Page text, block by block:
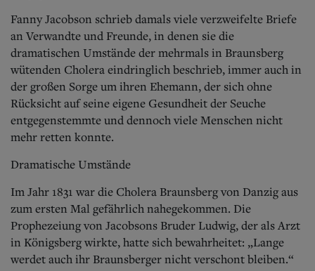
Fanny Jacobson schrieb damals viele verzweifelte Briefe
an Verwandte und Freunde, in denen sie die
dramatischen Umstände der mehrmals in Braunsberg
wütenden Cholera eindringlich beschrieb, immer auch in
der großen Sorge um ihren Ehemann, der sich ohne
Rücksicht auf seine eigene Gesundheit der Seuche
entgegenstemmte und dennoch viele Menschen nicht
mehr retten konnte.
Dramatische Umstände
Im Jahr 1831 war die Cholera Braunsberg von Danzig aus
zum ersten Mal gefährlich nahegekommen. Die
Prophezeiung von Jacobsons Bruder Ludwig, der als Arzt
in Königsberg wirkte, hatte sich bewahrheitet: „Lange
werdet auch ihr Braunsberger nicht verschont bleiben.“